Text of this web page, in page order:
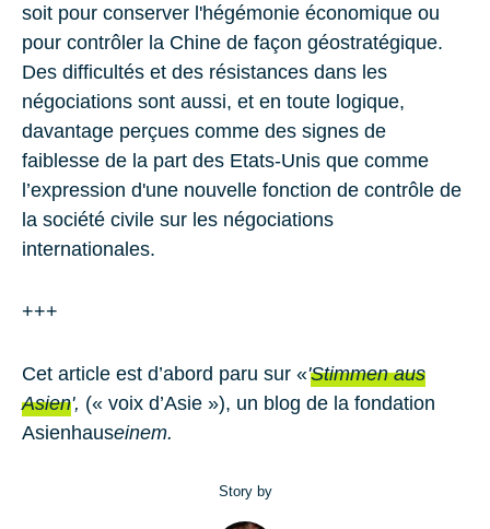
soit pour conserver l'hégémonie économique ou
pour contrôler la Chine de façon géostratégique.
Des difficultés et des résistances dans les
négociations sont aussi, et en toute logique,
davantage perçues comme des signes de
faiblesse de la part des Etats-Unis que comme
l’expression d'une nouvelle fonction de contrôle de
la société civile sur les négociations
internationales.
+++
Cet article est d’abord paru sur «'Stimmen aus
Asien', (« voix d’Asie »), un blog de la fondation
Asienhauseinem.
Story by